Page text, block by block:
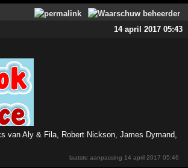
14 april 2017 05:43
van Aly & Fila, Robert Nickson, James Dymand,
laatste aanpassing 14 april 2017 05:46